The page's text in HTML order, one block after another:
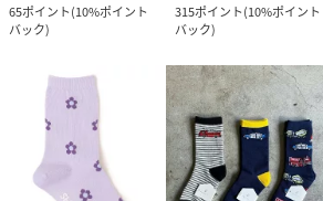
65ポイント(10%ポイント
バック)
315ポイント(10%ポイント
バック)